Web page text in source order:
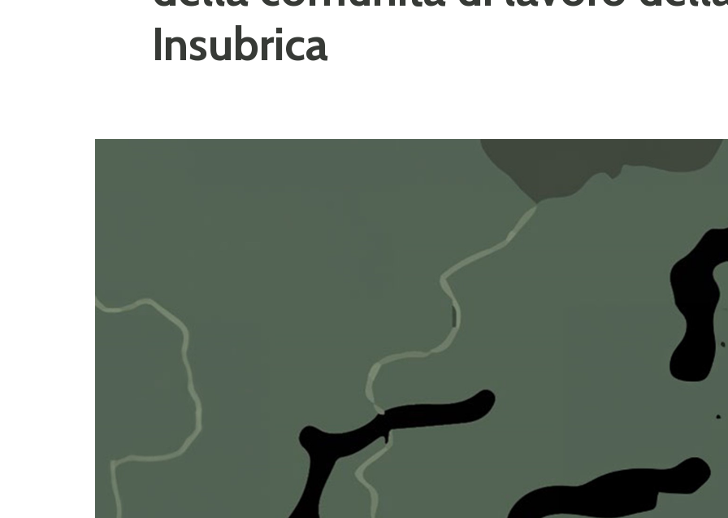
Insubrica